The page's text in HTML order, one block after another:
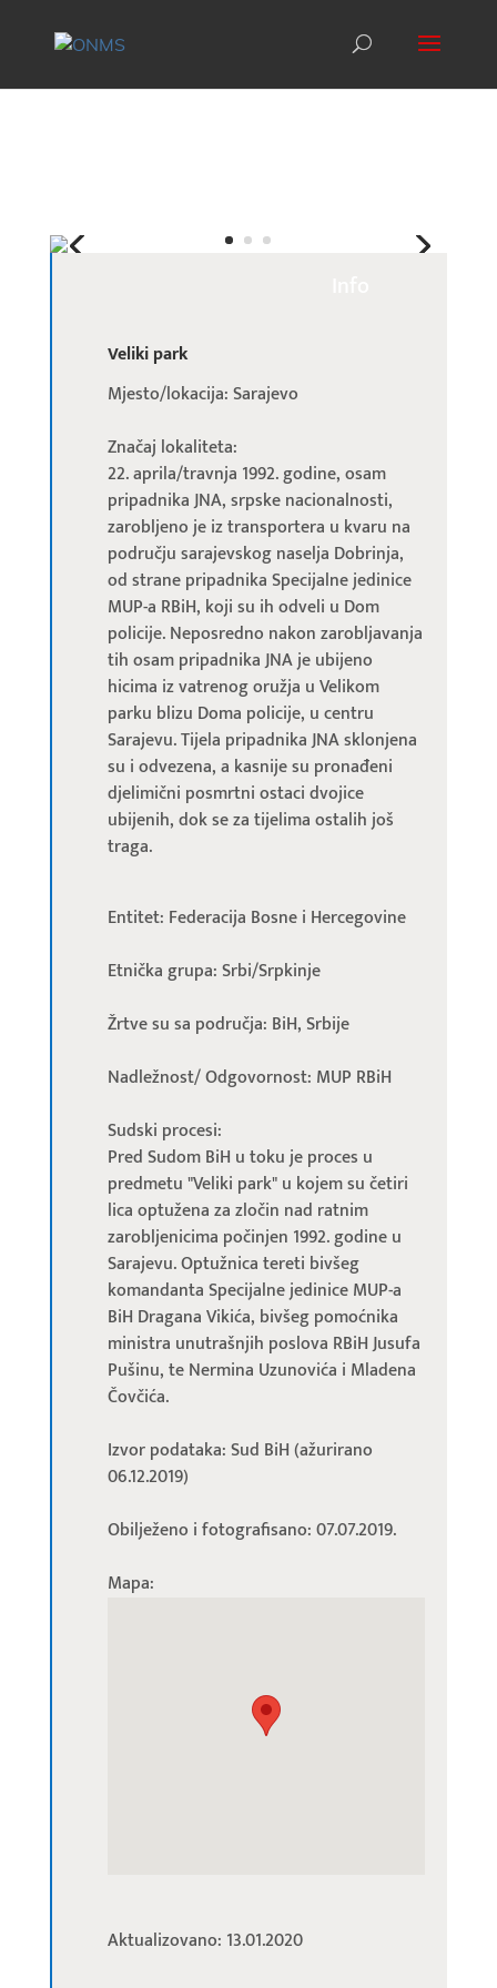
Veliki park
Mjesto/lokacija: Sarajevo
Značaj lokaliteta:
22. aprila/travnja 1992. godine, osam
pripadnika JNA, srpske nacionalnosti,
zarobljeno je iz transportera u kvaru na
području sarajevskog naselja Dobrinja,
od strane pripadnika Specijalne jedinice
MUP-a RBiH, koji su ih odveli u Dom
policije. Neposredno nakon zarobljavanja
tih osam pripadnika JNA je ubijeno
hicima iz vatrenog oružja u Velikom
parku blizu Doma policije, u centru
Sarajevu. Tijela pripadnika JNA sklonjena
su i odvezena, a kasnije su pronađeni
djelimični posmrtni ostaci dvojice
ubijenih, dok se za tijelima ostalih još
traga.
Entitet: Federacija Bosne i Hercegovine
Etnička grupa: Srbi/Srpkinje
Žrtve su sa područja: BiH, Srbije
Nadležnost/ Odgovornost: MUP RBiH
Sudski procesi:
Pred Sudom BiH u toku je proces u
predmetu "Veliki park" u kojem su četiri
lica optužena za zločin nad ratnim
zarobljenicima počinjen 1992. godine u
Sarajevu. Optužnica tereti bivšeg
komandanta Specijalne jedinice MUP-a
BiH Dragana Vikića, bivšeg pomoćnika
ministra unutrašnjih poslova RBiH Jusufa
Pušinu, te Nermina Uzunovića i Mladena
Čovčića.
Izvor podataka: Sud BiH (ažurirano
06.12.2019)
Obilježeno i fotografisano: 07.07.2019.
Mapa:
Aktualizovano: 13.01.2020